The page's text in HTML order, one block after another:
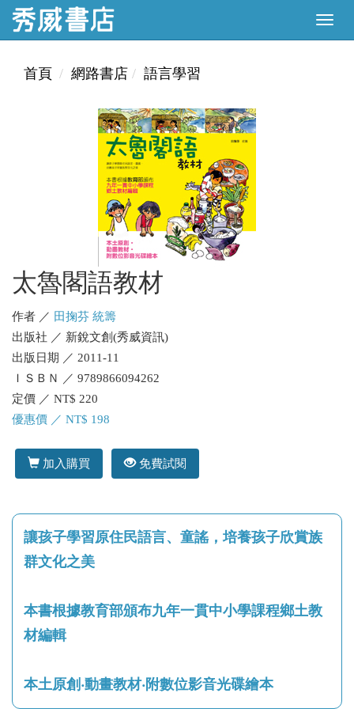
首頁 網路書店 語言學習
太魯閣語教材
作者 ／ 田掬芬 統籌
出版社 ／ 新銳文創(秀威資訊)
出版日期 ／ 2011-11
ＩＳＢＮ ／ 9789866094262
定價 ／ NT$ 220
優惠價 ／ NT$ 198
加入購買 免費試閱
讓孩子學習原住民語言、童謠，培養孩子欣賞族
群文化之美
本書根據教育部頒布九年一貫中小學課程鄉土教
材編輯
本土原創‧動畫教材‧附數位影音光碟繪本